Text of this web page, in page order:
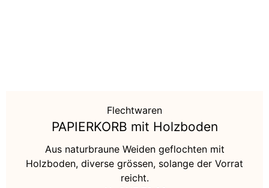
Flechtwaren
PAPIERKORB mit Holzboden
Aus naturbraune Weiden geflochten mit
Holzboden, diverse grössen, solange der Vorrat
reicht.